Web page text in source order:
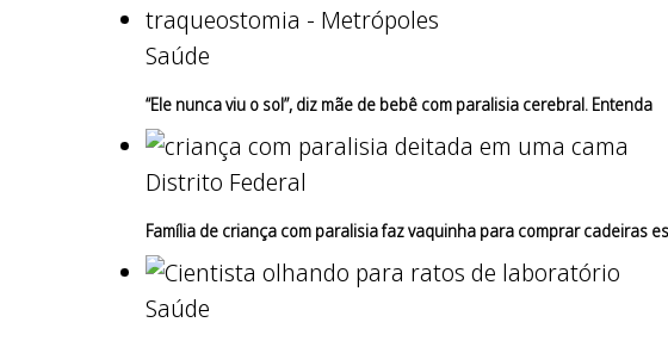
Saúde
“Ele nunca viu o sol”, diz mãe de bebê com paralisia cerebral. Entenda
Distrito Federal
Família de criança com paralisia faz vaquinha para comprar cadeiras
Saúde